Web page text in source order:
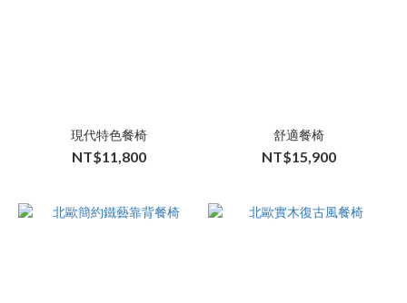
現代特色餐椅
NT$11,800
舒適餐椅
NT$15,900